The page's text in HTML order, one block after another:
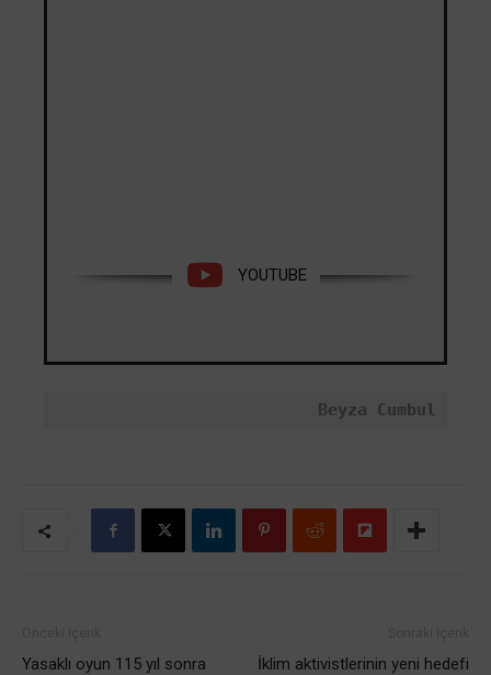
YOUTUBE
Beyza Cumbul
Yasaklı oyun 115 yıl sonra
İklim aktivistlerinin yeni hedefi